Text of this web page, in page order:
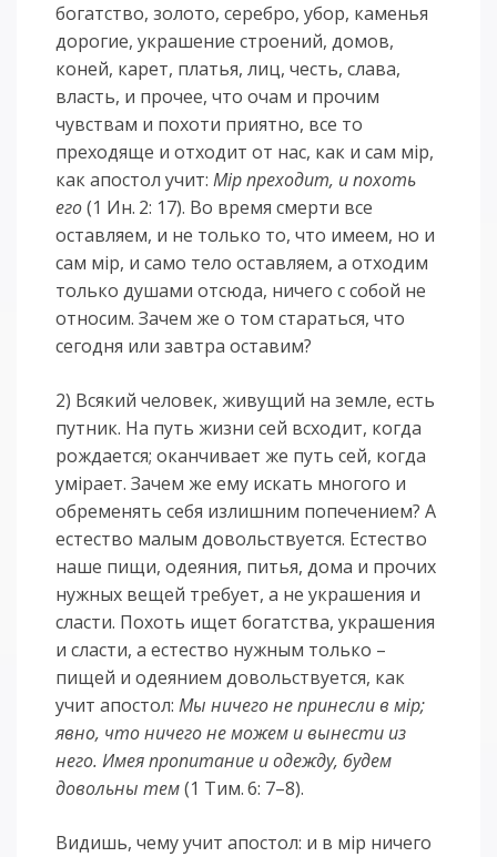
богатство, золото, серебро, убор, каменья
дорогие, украшение строений, домов,
коней, карет, платья, лиц, честь, слава,
власть, и прочее, что очам и прочим
чувствам и похоти приятно, все то
преходяще и отходит от нас, как и сам мiр,
как апостол учит:Мiр преходит, и похоть
его(1 Ин. 2: 17). Во время смерти все
оставляем, и не только то, что имеем, но и
сам мiр, и само тело оставляем, а отходим
только душами отсюда, ничего с собой не
относим. Зачем же о том стараться, что
сегодня или завтра оставим?
2) Всякий человек, живущий на земле, есть
путник. На путь жизни сей всходит, когда
рождается; оканчивает же путь сей, когда
умiрает. Зачем же ему искать многого и
обременять себя излишним попечением? А
естество малым довольствуется. Естество
наше пищи, одеяния, питья, дома и прочих
нужных вещей требует, а не украшения и
сласти. Похоть ищет богатства, украшения
и сласти, а естество нужным только –
пищей и одеянием довольствуется, как
учит апостол:Мы ничего не принесли в мiр;
явно, что ничего не можем и вынести из
него. Имея пропитание и одежду, будем
довольны тем(1 Тим. 6: 7–8).
Видишь, чему учит апостол: и в мiр ничего